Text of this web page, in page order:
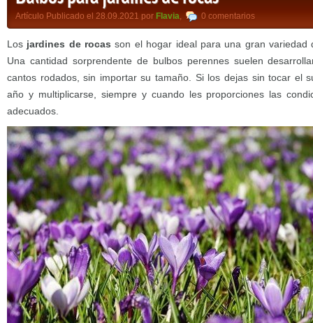
Artículo Publicado el 28.09.2021 por Flavia, 0 comentarios
Los jardines de rocas son el hogar ideal para una gran variedad
Una cantidad sorprendente de bulbos perennes suelen
cantos rodados, sin importar su tamaño. Si los dejas sin tocar el
año y multiplicarse, siempre y cuando les proporciones las
adecuados.